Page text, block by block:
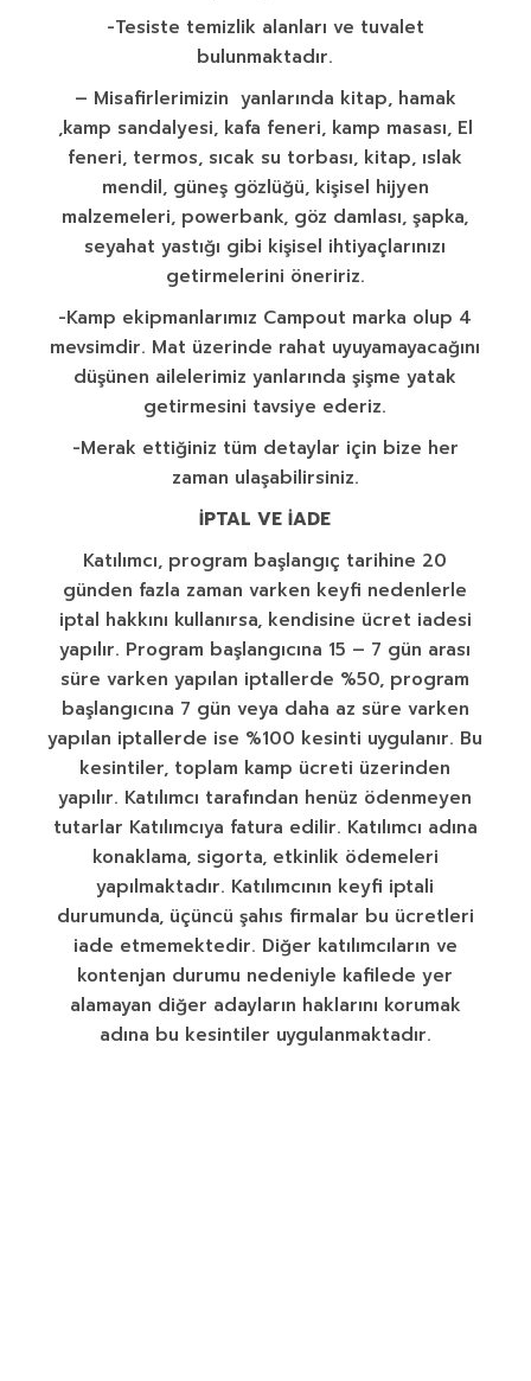
-Tesiste temizlik alanları ve tuvalet
bulunmaktadır.
– Misafirlerimizin yanlarında kitap, hamak
,kamp sandalyesi, kafa feneri, kamp masası, El
feneri, termos, sıcak su torbası, kitap, ıslak
mendil, güneş gözlüğü, kişisel hijyen
malzemeleri, powerbank, göz damlası, şapka,
seyahat yastığı gibi kişisel ihtiyaçlarınızı
getirmelerini öneririz.
-Kamp ekipmanlarımız Campout marka olup 4
mevsimdir. Mat üzerinde rahat uyuyamayacağını
düşünen ailelerimiz yanlarında şişme yatak
getirmesini tavsiye ederiz.
-Merak ettiğiniz tüm detaylar için bize her
zaman ulaşabilirsiniz.
İPTAL VE İADE
Katılımcı, program başlangıç tarihine 20
günden fazla zaman varken keyfi nedenlerle
iptal hakkını kullanırsa, kendisine ücret iadesi
yapılır. Program başlangıcına 15 – 7 gün arası
süre varken yapılan iptallerde %50, program
başlangıcına 7 gün veya daha az süre varken
yapılan iptallerde ise %100 kesinti uygulanır. Bu
kesintiler, toplam kamp ücreti üzerinden
yapılır. Katılımcı tarafından henüz ödenmeyen
tutarlar Katılımcıya fatura edilir. Katılımcı adına
konaklama, sigorta, etkinlik ödemeleri
yapılmaktadır. Katılımcının keyfi iptali
durumunda, üçüncü şahıs firmalar bu ücretleri
iade etmemektedir. Diğer katılımcıların ve
kontenjan durumu nedeniyle kafilede yer
alamayan diğer adayların haklarını korumak
adına bu kesintiler uygulanmaktadır.